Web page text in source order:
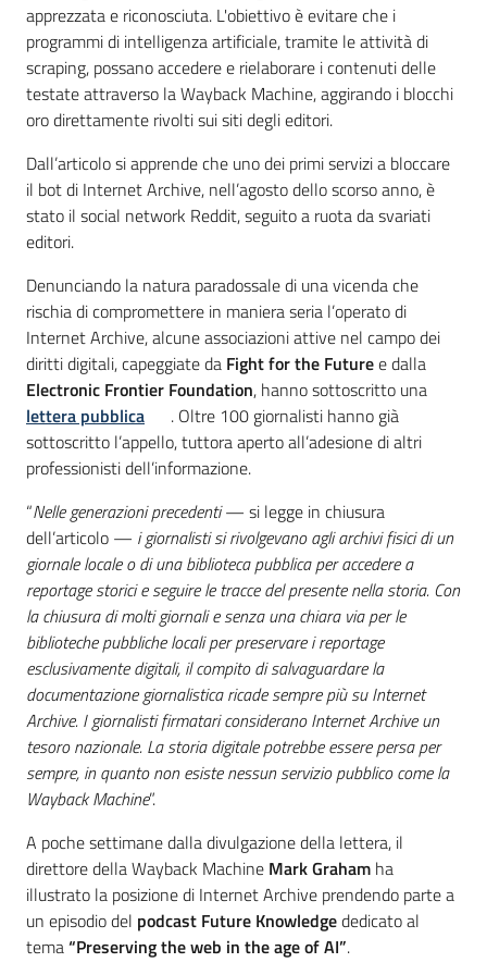
apprezzata e riconosciuta. L'obiettivo è evitare che i
programmi di intelligenza artificiale, tramite le attività di
scraping, possano accedere e rielaborare i contenuti delle
testate attraverso la Wayback Machine, aggirando i blocchi
oro direttamente rivolti sui siti degli editori.
Dall’articolo si apprende che uno dei primi servizi a bloccare
il bot di Internet Archive, nell’agosto dello scorso anno, è
stato il social network Reddit, seguito a ruota da svariati
editori.
Denunciando la natura paradossale di una vicenda che
rischia di compromettere in maniera seria l’operato di
Internet Archive, alcune associazioni attive nel campo dei
diritti digitali, capeggiate da Fight for the Futuree dalla
Electronic Frontier Foundation, hanno sottoscritto una
lettera pubblica
. Oltre 100 giornalisti hanno già
sottoscritto l’appello, tuttora aperto all’adesione di altri
professionisti dell’informazione.
“Nelle generazioni precedenti— si legge in chiusura
dell’articolo — i giornalisti si rivolgevano agli archivi fisici di un
giornale locale o di una biblioteca pubblica per accedere a
reportage storici e seguire le tracce del presente nella storia. Con
la chiusura di molti giornali e senza una chiara via per le
biblioteche pubbliche locali per preservare i reportage
esclusivamente digitali, il compito di salvaguardare la
documentazione giornalistica ricade sempre più su Internet
Archive. I giornalisti firmatari considerano Internet Archive un
tesoro nazionale. La storia digitale potrebbe essere persa per
sempre, in quanto non esiste nessun servizio pubblico come la
Wayback Machine”.
A poche settimane dalla divulgazione della lettera, il
direttore della Wayback Machine Mark Graham ha
illustrato la posizione di Internet Archive prendendo parte a
un episodio del podcast Future Knowledgededicato al
tema“Preserving the web in the age of AI”.